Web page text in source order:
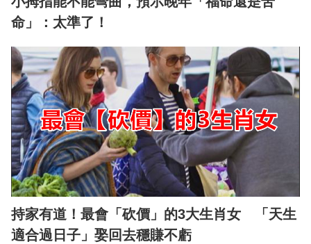
命」：太準了！
持家有道！最會「砍價」的3大生肖女 「天生
適合過日子」娶回去穩賺不虧